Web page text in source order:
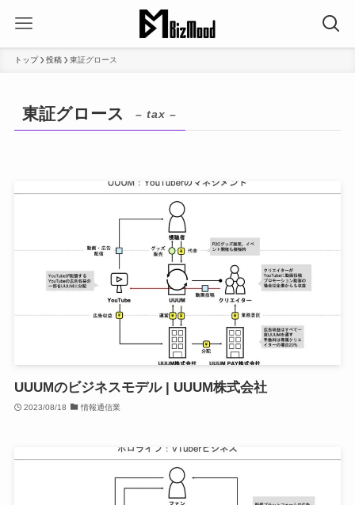
トップ 投稿 東証グロース
東証グロース – tax –
UUUMのビジネスモデル | UUUM株式会社
2023/08/18 情報通信業